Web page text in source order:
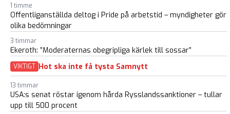
1 timme
Offentliganställda deltog i Pride på arbetstid – myndigheter gör
olika bedömningar
3 timmar
Ekeroth: ”Moderaternas obegripliga kärlek till sossar”
VIKTIGT Hot ska inte få tysta Samnytt
13 timmar
USA:s senat röstar igenom hårda Rysslandssanktioner – tullar
upp till 500 procent